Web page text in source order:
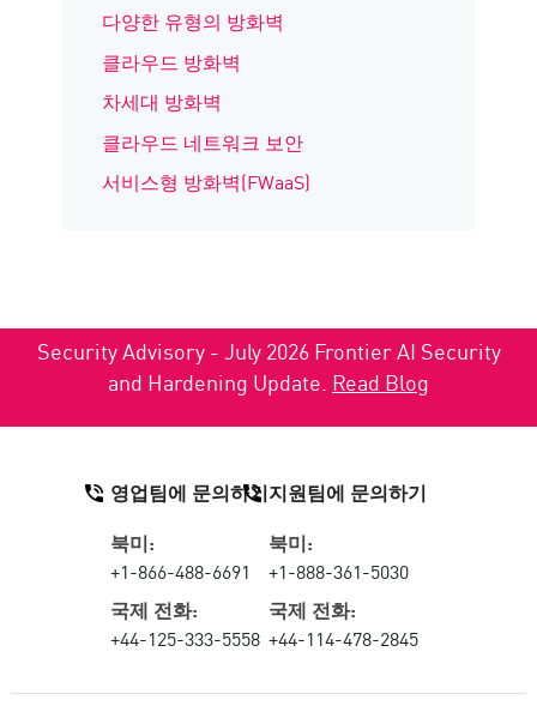
다양한 유형의 방화벽
클라우드 방화벽
차세대 방화벽
클라우드 네트워크 보안
서비스형 방화벽(FWaaS)
Security Advisory - July 2026 Frontier AI Security
and Hardening Update. Read Blog
영업팀에 문의하기
북미:
+1-866-488-6691
국제 전화:
+44-125-333-5558
지원팀에 문의하기
북미:
+1-888-361-5030
국제 전화:
+44-114-478-2845